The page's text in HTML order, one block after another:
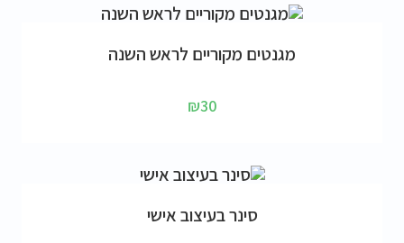
מגנטים מקוריים לראש השנה
₪30
סינר בעיצוב אישי